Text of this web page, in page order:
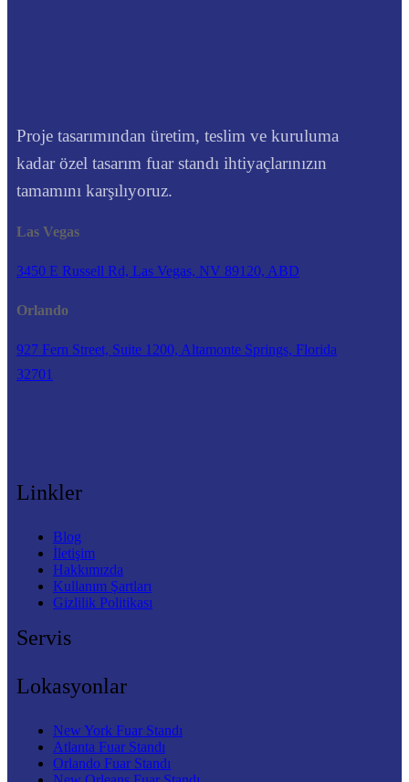
Proje tasarımından üretim, teslim ve kuruluma
kadar özel tasarım fuar standı ihtiyaçlarınızın
tamamını karşılıyoruz.
Las Vegas
3450 E Russell Rd, Las Vegas, NV 89120, ABD
Orlando
927 Fern Street, Suite 1200, Altamonte Springs, Florida
32701
Linkler
Blog
İletişim
Hakkımızda
Kullanım Şartları
Gizlilik Politikası
Servis
Lokasyonlar
New York Fuar Standı
Atlanta Fuar Standı
Orlando Fuar Standı